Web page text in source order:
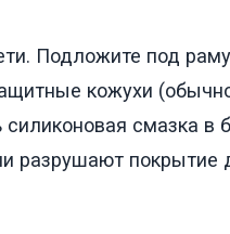
Подложите под
кожухи
силиконовая смазка
разрушают покрытие